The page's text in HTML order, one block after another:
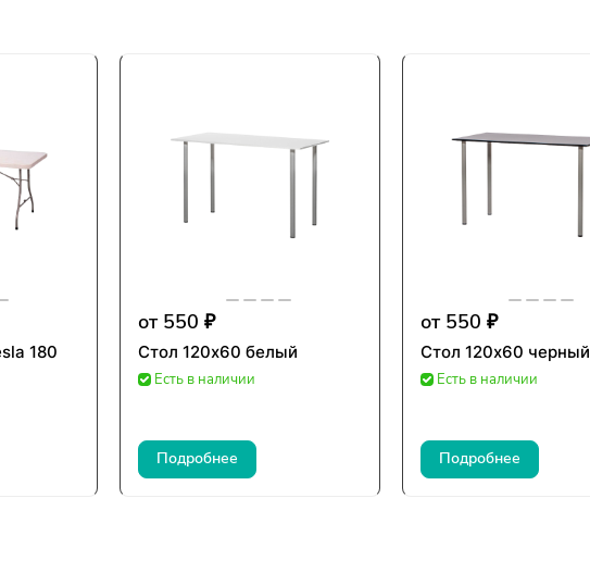
180
от 550 ₽
Стол 120х60 белый
Есть в наличии
Подробнее
от 550 ₽
Стол 120х60 черный
Есть в наличии
Подробнее